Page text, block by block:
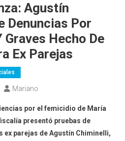
Agustín
Denuncias Por
Graves Hecho De
Ex Parejas
Mariano
por el femicidio de María
presentó pruebas de
ex parejas de Agustín Chiminelli,